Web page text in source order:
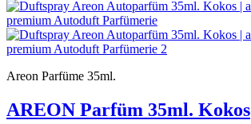
Areon Parfüme 35ml.
AREON Parfüm 35ml. Kokos